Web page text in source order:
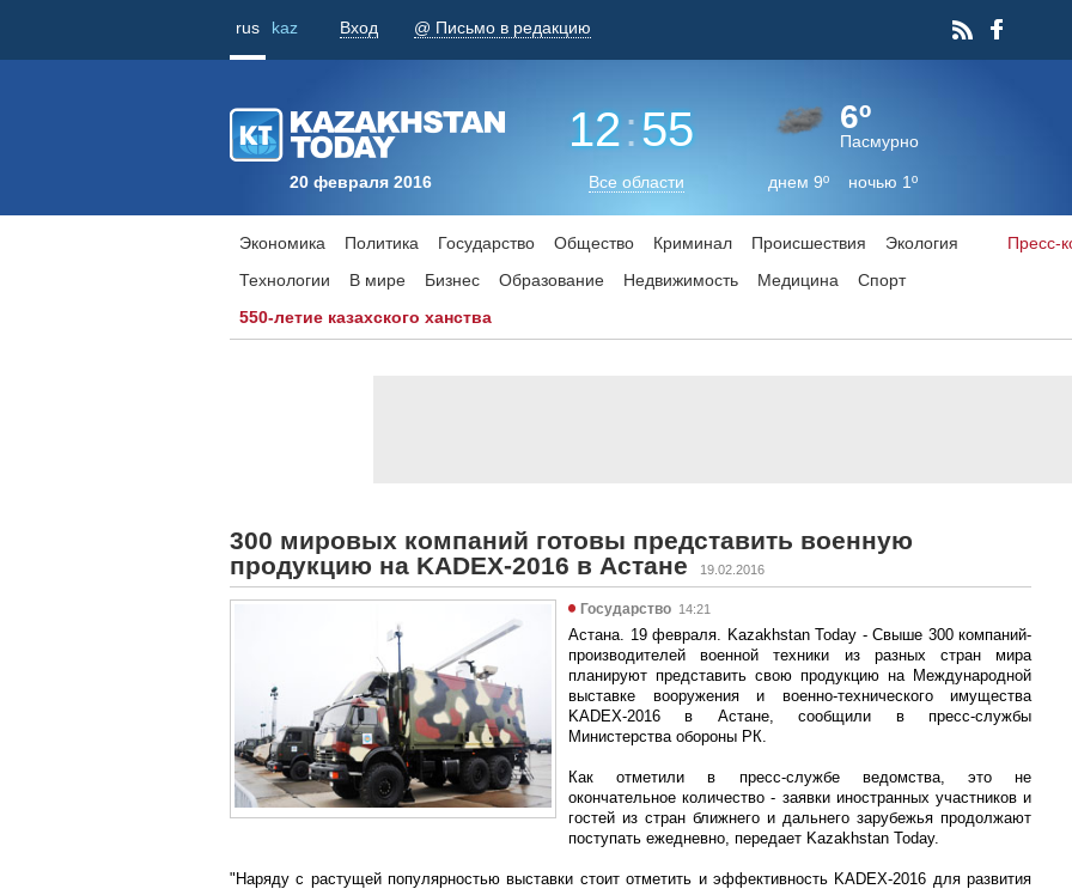
rus kaz Вход @ Письмо в редакцию
20 февраля 2016
12:55
Все области
6º
Пасмурно
днем 9º ночью 1º
Экономика Политика Государство Общество Криминал Происшествия
Экология
Технологии
В мире Бизнес Образование Недвижимость Медицина
Спорт
550-летие казахского ханства
Пресс-
300 мировых компаний готовы представить военную
продукцию на KADEX-2016 в Астане
19.02.2016
Государство 14:21
Астана. 19 февраля. Kazakhstan Today - Свыше 300 компаний-
производителей военной техники из разных стран мира
планируют представить свою продукцию на Международной
выставке вооружения и военно-технического имущества
KADEX-2016 в Астане, сообщили в пресс-службы
Министерства обороны РК.
Как отметили в пресс-службе ведомства, это не
окончательное количество - заявки иностранных участников и
гостей из стран ближнего и дальнего зарубежья продолжают
поступать ежедневно, передает Kazakhstan Today.
"Наряду с растущей популярностью выставки стоит отметить и эффективность KADEX-2016 для развития